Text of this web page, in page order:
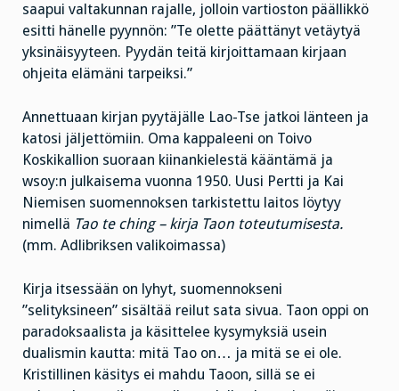
saapui valtakunnan rajalle, jolloin vartioston päällikkö
esitti hänelle pyynnön: ”Te olette päättänyt vetäytyä
yksinäisyyteen. Pyydän teitä kirjoittamaan kirjaan
ohjeita elämäni tarpeiksi.”
Annettuaan kirjan pyytäjälle Lao-Tse jatkoi länteen ja
katosi jäljettömiin. Oma kappaleeni on Toivo
Koskikallion suoraan kiinankielestä kääntämä ja
wsoy:n julkaisema vuonna 1950. Uusi Pertti ja Kai
Niemisen suomennoksen tarkistettu laitos löytyy
nimellä Tao te ching – kirja Taon toteutumisesta.
(mm. Adlibriksen valikoimassa)
Kirja itsessään on lyhyt, suomennokseni
”selityksineen” sisältää reilut sata sivua. Taon oppi on
paradoksaalista ja käsittelee kysymyksiä usein
dualismin kautta: mitä Tao on… ja mitä se ei ole.
Kristillinen käsitys ei mahdu Taoon, sillä se ei